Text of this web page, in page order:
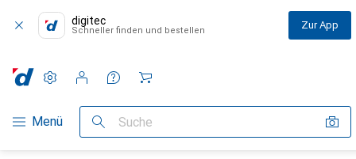
digitec
Schneller finden und bestellen Zur App
Navigation nach Kategorien
Menü Suche
Einstellungen
Kundenkonto
Vergleichslisten
Merklisten
Warenkorb